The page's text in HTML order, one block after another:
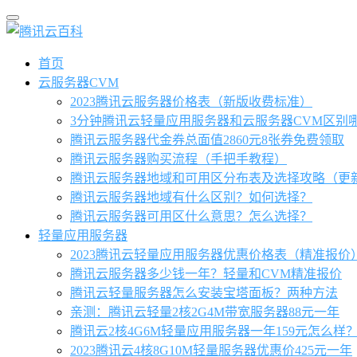
首页
云服务器CVM
2023腾讯云服务器价格表（新版收费标准）
3分钟腾讯云轻量应用服务器和云服务器CVM区别
腾讯云服务器代金券总面值2860元8张券免费领取
腾讯云服务器购买流程（手把手教程）
腾讯云服务器地域和可用区分布表及选择攻略（更
腾讯云服务器地域有什么区别？如何选择？
腾讯云服务器可用区什么意思？怎么选择？
轻量应用服务器
2023腾讯云轻量应用服务器优惠价格表（精准报价）
腾讯云服务器多少钱一年？轻量和CVM精准报价
腾讯云轻量服务器怎么安装宝塔面板？两种方法
亲测：腾讯云轻量2核2G4M带宽服务器88元一年
腾讯云2核4G6M轻量应用服务器一年159元怎么样？
2023腾讯云4核8G10M轻量服务器优惠价425元一年